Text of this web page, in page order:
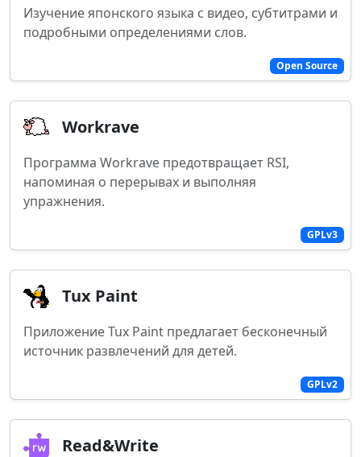
Open Source
Изучение японского языка с видео, субтитрами и
подробными определениями слов.
GPLv3
Workrave
Программа Workrave предотвращает RSI,
напоминая о перерывах и выполняя
упражнения.
GPLv2
Tux Paint
Приложение Tux Paint предлагает бесконечный
источник развлечений для детей.
Read&Write